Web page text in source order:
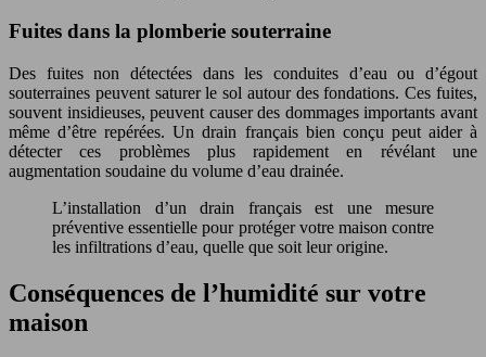
Fuites dans la plomberie souterraine
Des fuites non détectées dans les conduites d’eau ou d’égout
souterraines peuvent saturer le sol autour des fondations. Ces fuites,
souvent insidieuses, peuvent causer des dommages importants avant
même d’être repérées. Un drain français bien conçu peut aider à
détecter ces problèmes plus rapidement en révélant une
augmentation soudaine du volume d’eau drainée.
L’installation d’un drain français est une mesure
préventive essentielle pour protéger votre maison contre
les infiltrations d’eau, quelle que soit leur origine.
Conséquences de l’humidité sur votre
maison